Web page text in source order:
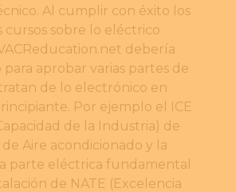
Al cumplir con éxito los
sobre lo eléctrico
debería
aprobar varias partes de
de lo electrónico en
Por ejemplo el ICE
de la Industria) de
Aire acondicionado y la
parte eléctrica fundamental
de NATE (Excelencia